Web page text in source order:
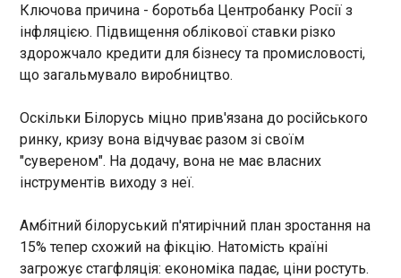
Національні збройні сили Латвії в ніч проти 15
травня повідомили про можливу загроза в
повітряному просторі в Красллавському,
Лудзському, Балвському та Резекненському
повідомленні збройних сил в Х, передає
"Європейська правда".
ЧИТАТЬ
розкритикувала думку Венеціанської комісії
07:30:43
Польща вороже відреагувала на критику
Ключова причина - боротьба Центробанку Росії з
інфляцією. Підвищення облікової ставки різко
здорожчало кредити для бізнесу та промисловості,
що загальмувало виробництво.
Оскільки Білорусь міцно прив'язана до російського
ринку, кризу вона відчуває разом зі своїм
"сувереном". На додачу, вона не має власних
інструментів виходу з неї.
Амбітний білоруський п'ятирічний план зростання на
15% тепер схожий на фікцію. Натомість країні
загрожує стагфляція: економіка падає, ціни ростуть.